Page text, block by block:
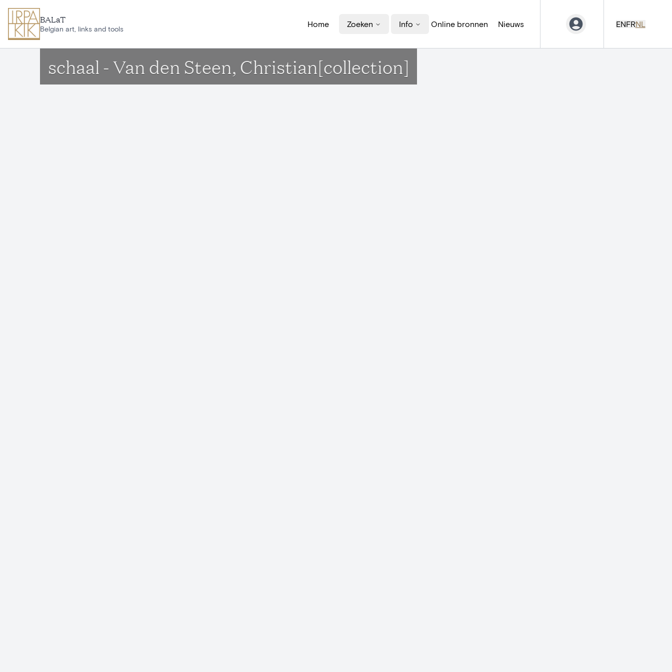
BALaT
Belgian art, links and tools
Home Zoeken Info Online bronnen Nieuws ENFRNL
schaal - Van den Steen, Christian[collection]